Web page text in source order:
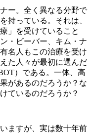
ー。全く異なる分野で
持っている。それは、
」を受けていること
・ビーバー、キム・ナ
名人もこの治療を受け
た人々が最初に選んだ
）である。一体、高
があるのだろうか？な
ているのだろうか？
ますが、実は数十年前